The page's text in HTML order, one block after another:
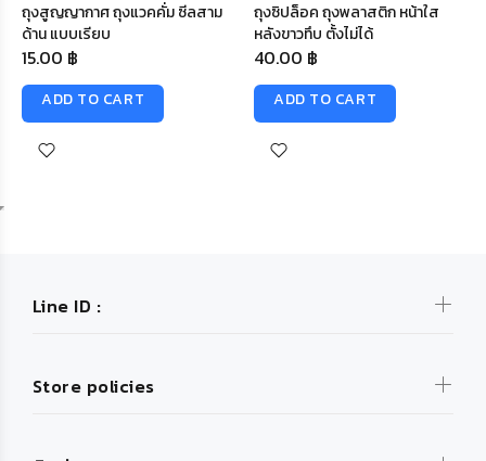
ถุงสูญญากาศ ถุงแวคคั่ม ซีลสาม
ด้าน แบบเรียบ
15.00 ฿
ADD TO CART
ถุงซิปล็อค ถุงพลาสติก หน้าใส
หลังขาวทึบ ตั้งไม่ได้
40.00 ฿
ADD TO CART
Line ID :
Store policies